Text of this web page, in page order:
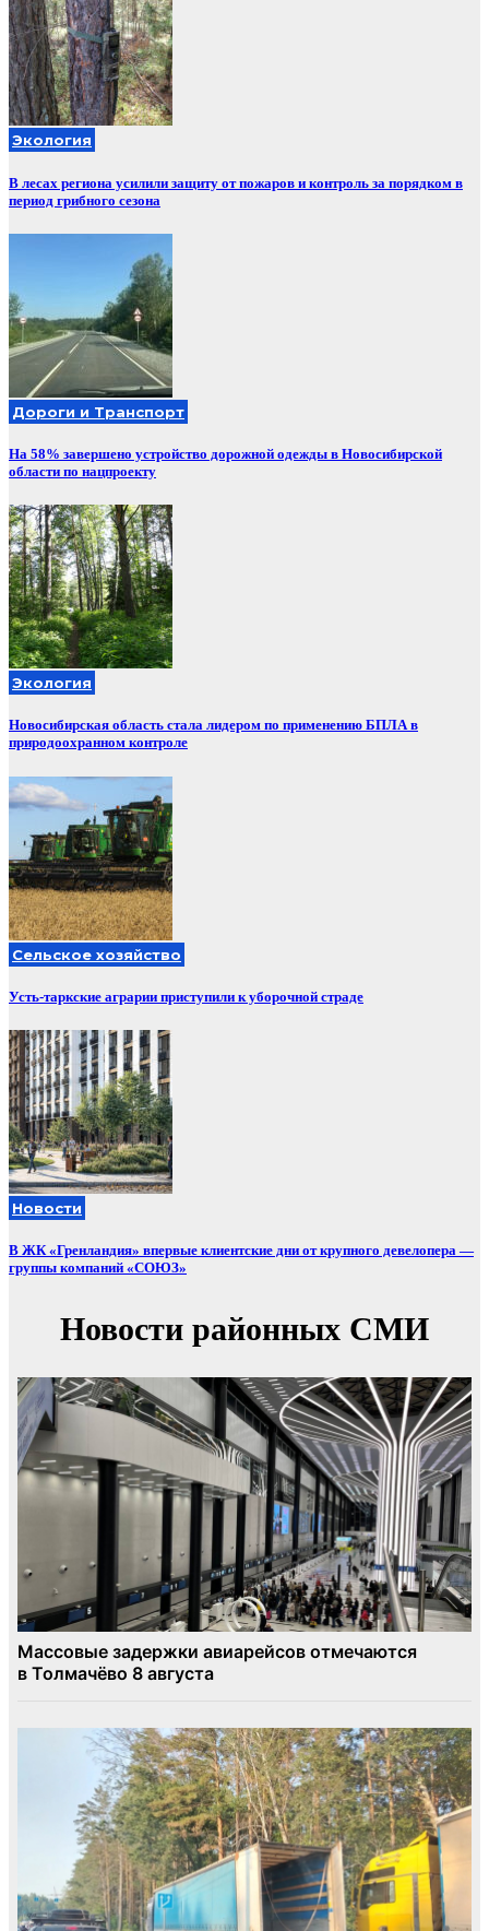
Экология
В лесах региона усилили защиту от пожаров и контроль за порядком в
период грибного сезона
Дороги и Транспорт
На 58% завершено устройство дорожной одежды в Новосибирской
области по нацпроекту
Экология
Новосибирская область стала лидером по применению БПЛА в
природоохранном контроле
Сельское хозяйство
Усть-таркские аграрии приступили к уборочной страде
Новости
В ЖК «Гренландия» впервые клиентские дни от крупного девелопера —
группы компаний «СОЮЗ»